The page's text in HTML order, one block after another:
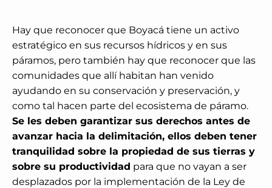
Hay que reconocer que Boyacá tiene un activo
estratégico en sus recursos hídricos y en sus
páramos, pero también hay que reconocer que las
comunidades que allí habitan han venido
ayudando en su conservación y preservación, y
como tal hacen parte del ecosistema de páramo.
Se les deben garantizar sus derechos antes de
avanzar hacia la delimitación, ellos deben tener
tranquilidad sobre la propiedad de sus tierras y
sobre su productividad para que no vayan a ser
desplazados por la implementación de la Ley de